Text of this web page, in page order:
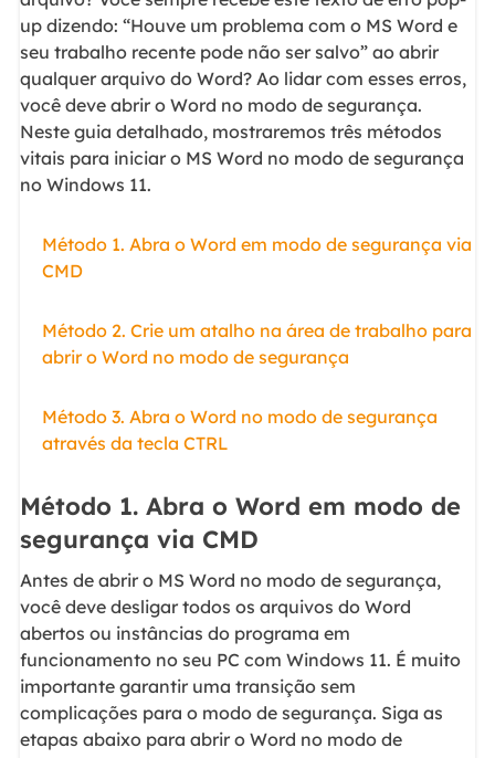
up dizendo: “Houve um problema com o MS Word e
seu trabalho recente pode não ser salvo” ao abrir
qualquer arquivo do Word? Ao lidar com esses erros,
você deve abrir o Word no modo de segurança.
Neste guia detalhado, mostraremos três métodos
vitais para iniciar o MS Word no modo de segurança
no Windows 11.
Método 1. Abra o Word em modo de segurança via
CMD
Método 2. Crie um atalho na área de trabalho para
abrir o Word no modo de segurança
Método 3. Abra o Word no modo de segurança
através da tecla CTRL
Método 1. Abra o Word em modo de
segurança via CMD
Antes de abrir o MS Word no modo de segurança,
você deve desligar todos os arquivos do Word
abertos ou instâncias do programa em
funcionamento no seu PC com Windows 11. É muito
importante garantir uma transição sem
complicações para o modo de segurança. Siga as
etapas abaixo para abrir o Word no modo de